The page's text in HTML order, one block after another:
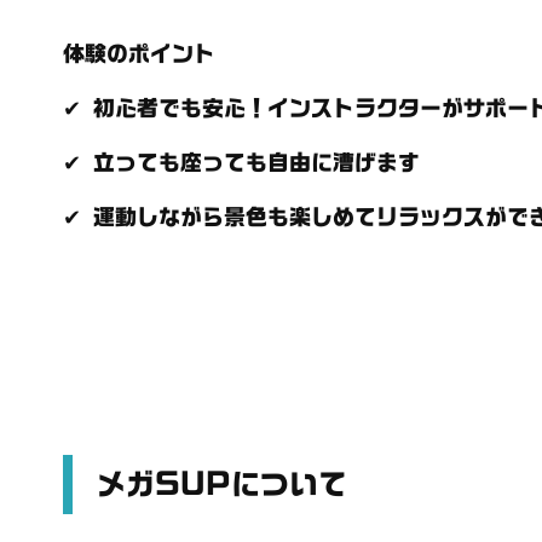
体験のポイント
✔ 初心者でも安心！インストラクターがサポー
✔ 立っても座っても自由に漕げます
✔ 運動しながら景色も楽しめてリラックスがで
メガSUPについて